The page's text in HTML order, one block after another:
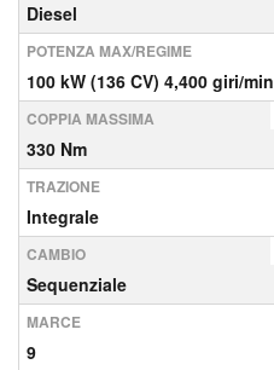
Diesel
POTENZA MAX/REGIME
100 kW (136 CV) 4,400 giri/min
COPPIA MASSIMA
330 Nm
TRAZIONE
Integrale
CAMBIO
Sequenziale
MARCE
9